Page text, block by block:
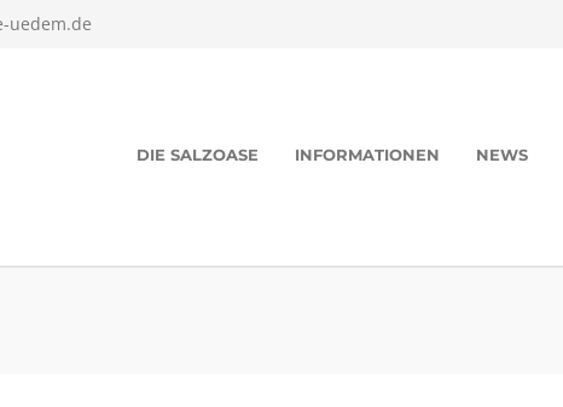
uedem.de
DIE SALZOASE INFORMATIONEN NEWS